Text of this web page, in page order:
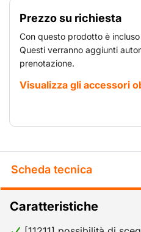
Prezzo su richiesta
Con questo prodotto è incluso
Questi verranno aggiunti
prenotazione.
Visualizza gli accessori
Scheda tecnica
Caratteristiche